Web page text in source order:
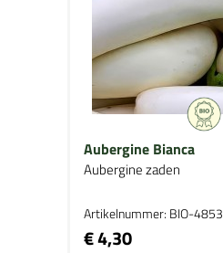
Aubergine Bianca
Aubergine zaden
Artikelnummer: BIO-4853
€ 4,30